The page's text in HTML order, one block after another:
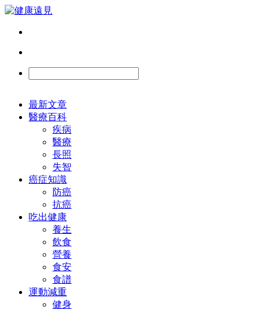
最新文章
醫療百科
疾病
醫療
長照
失智
癌症知識
防癌
抗癌
吃出健康
養生
飲食
營養
食安
食譜
運動減重
健身